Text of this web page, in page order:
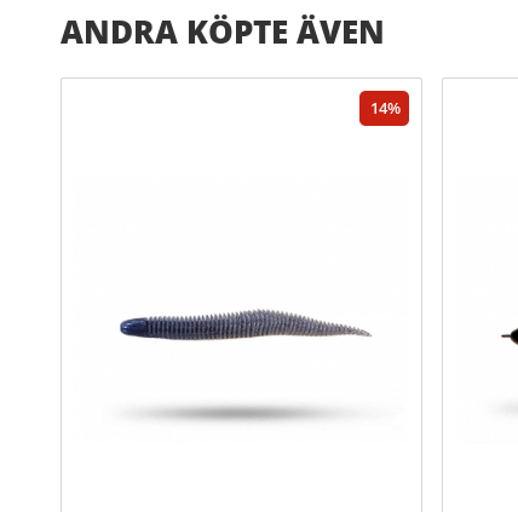
ANDRA KÖPTE ÄVEN
14